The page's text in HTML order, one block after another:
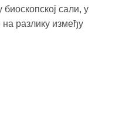
сали, у
на разлику између